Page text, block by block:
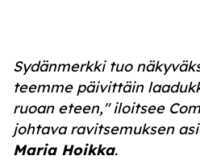
Sydänmerkki tuo
teemme päivittäin
ruoan eteen," iloitsee
johtava ravitsemuksen
Maria Hoikka.